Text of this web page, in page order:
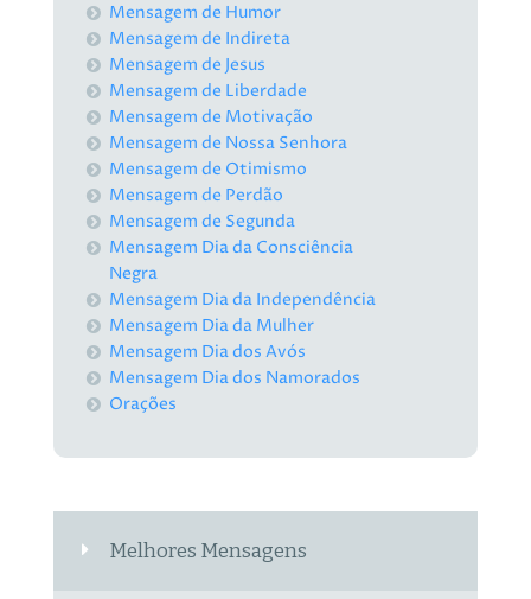
Mensagem de Humor
Mensagem de Indireta
Mensagem de Jesus
Mensagem de Liberdade
Mensagem de Motivação
Mensagem de Nossa Senhora
Mensagem de Otimismo
Mensagem de Perdão
Mensagem de Segunda
Mensagem Dia da Consciência
Negra
Mensagem Dia da Independência
Mensagem Dia da Mulher
Mensagem Dia dos Avós
Mensagem Dia dos Namorados
Orações
Melhores Mensagens